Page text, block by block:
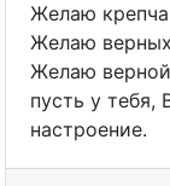
Желаю
Желаю
Желаю
пусть у тебя,
настроение.